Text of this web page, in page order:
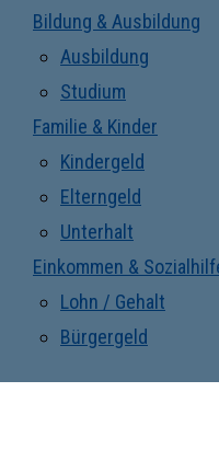
Bildung & Ausbildung
Ausbildung
Studium
Familie & Kinder
Kindergeld
Elterngeld
Unterhalt
Einkommen &
Lohn / Gehalt
Bürgergeld